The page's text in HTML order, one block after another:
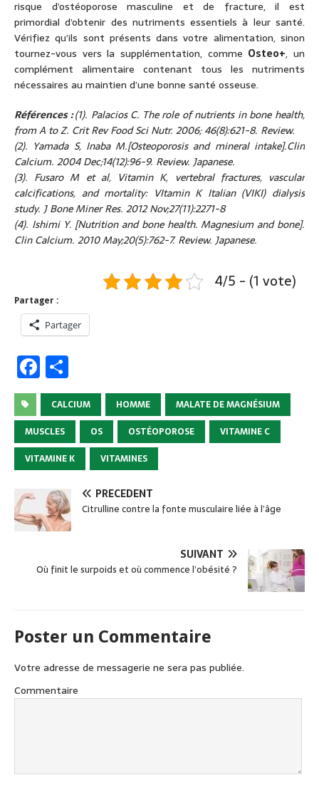
risque d’ostéoporose masculine et de fracture, il est
primordial d’obtenir des nutriments essentiels à leur santé.
Vérifiez qu’ils sont présents dans votre alimentation, sinon
tournez-vous vers la supplémentation, comme Osteo+, un
complément alimentaire contenant tous les nutriments
nécessaires au maintien d’une bonne santé osseuse.
Références :(1). Palacios C. The role of nutrients in bone health,
from A to Z. Crit Rev Food Sci Nutr. 2006; 46(8):621-8. Review.
(2). Yamada S, Inaba M.[Osteoporosis and mineral intake].Clin
Calcium. 2004 Dec;14(12):96-9. Review. Japanese.
(3). Fusaro M et al, Vitamin K, vertebral fractures, vascular
calcifications, and mortality: VItamin K Italian (VIKI) dialysis
study. J Bone Miner Res. 2012 Nov;27(11):2271-8
(4). Ishimi Y. [Nutrition and bone health. Magnesium and bone].
Clin Calcium. 2010 May;20(5):762-7. Review. Japanese.
4/5 - (1 vote)
Partager :
Partager
F
a
c
e
b
o
o
k
ar
ta
g
er
CALCIUM HOMME
MALATE DE MAGNÉSIUM
MUSCLES
OS OSTÉOPOROSE
VITAMINE C
VITAMINE K
VITAMINES
PRÉCÉDENT
Citrulline contre la fonte musculaire liée à l’âge
SUIVANT
Où finit le surpoids et où commence l’obésité ?
Poster un Commentaire
Votre adresse de messagerie ne sera pas publiée.
Commentaire